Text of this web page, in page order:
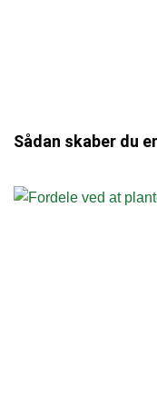
Sådan skaber du